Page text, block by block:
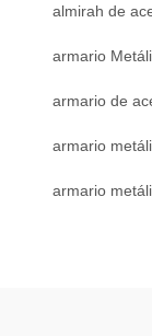
almirah de
armario
armario de
armario
armario